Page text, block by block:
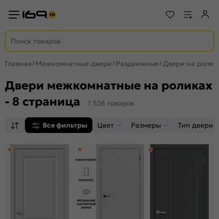
Главная Межкомнатные двери Раздвижные Двери на
Двери межкомнатные на роликах
- 8 страница
1 526 товаров
Все фильтры Цвет Размеры Тип двери